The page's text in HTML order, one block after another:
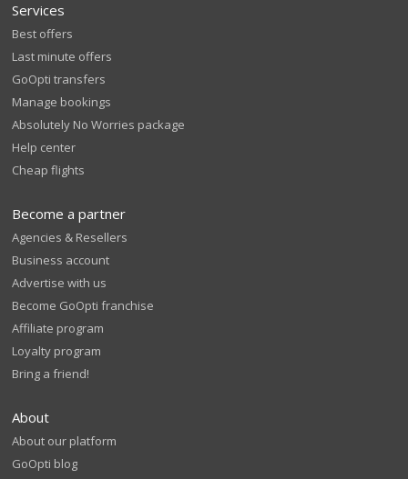
Services
Best offers
Last minute offers
GoOpti transfers
Manage bookings
Absolutely No Worries package
Help center
Cheap flights
Become a partner
Agencies & Resellers
Business account
Advertise with us
Become GoOpti franchise
Affiliate program
Loyalty program
Bring a friend!
About
About our platform
GoOpti blog